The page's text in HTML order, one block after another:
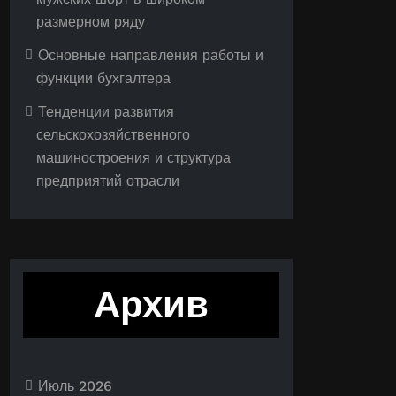
размерном ряду
Основные направления работы и
функции бухгалтера
Тенденции развития
сельскохозяйственного
машиностроения и структура
предприятий отрасли
Архив
Июль 2026